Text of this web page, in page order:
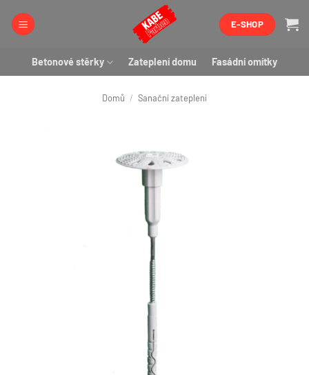
E-SHOP
Betonové stěrky Zateplení domu Fasádní omítky
Domů / Sanační zateplení